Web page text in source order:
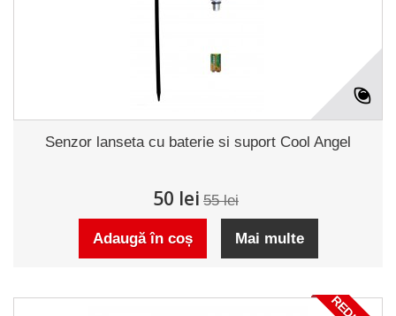
Senzor lanseta cu baterie si suport Cool Angel
50 lei 55 lei
Adaugă în coș Mai multe